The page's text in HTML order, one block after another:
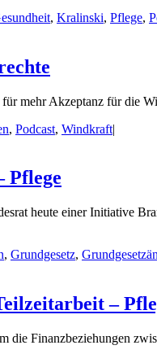
, Kralinski, Pflege,
mehr Akzeptanz für die
, Podcast, Windkraft|
Pflege
heute einer Initiative
, Grundgesetz,
–
die Finanzbeziehungen